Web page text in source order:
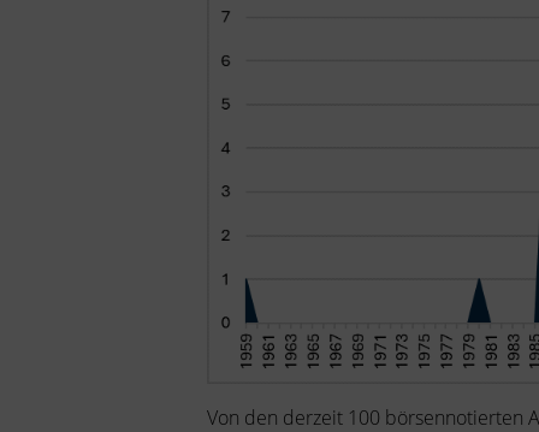
Von den derzeit 100 börsennotierten